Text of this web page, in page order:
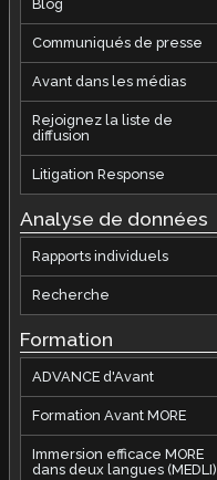
Blog
Communiqués de presse
Avant dans les médias
Rejoignez la liste de
diffusion
Litigation Response
Analyse de données
Rapports individuels
Recherche
Formation
ADVANCE d'Avant
Formation Avant MORE
Immersion efficace MORE
dans deux langues (MEDLI)